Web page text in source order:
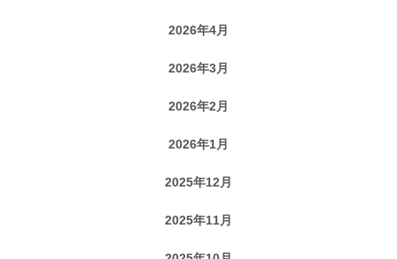
2026年4月
2026年3月
2026年2月
2026年1月
2025年12月
2025年11月